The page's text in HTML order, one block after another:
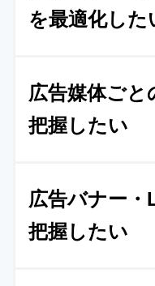
パラメータを使った
抜け漏れのないパラ
た。また、自動生成
広告ごとの効果がわ
理工数も60%以上改
を最適化した
Operation(分岐
O社はまず、LP作成
CMS自体に保存され
せるためレポートの
広告媒体ごと
把握したい
箱を作り正確に
Squad beyondでは、
広告バナー・
把握したい